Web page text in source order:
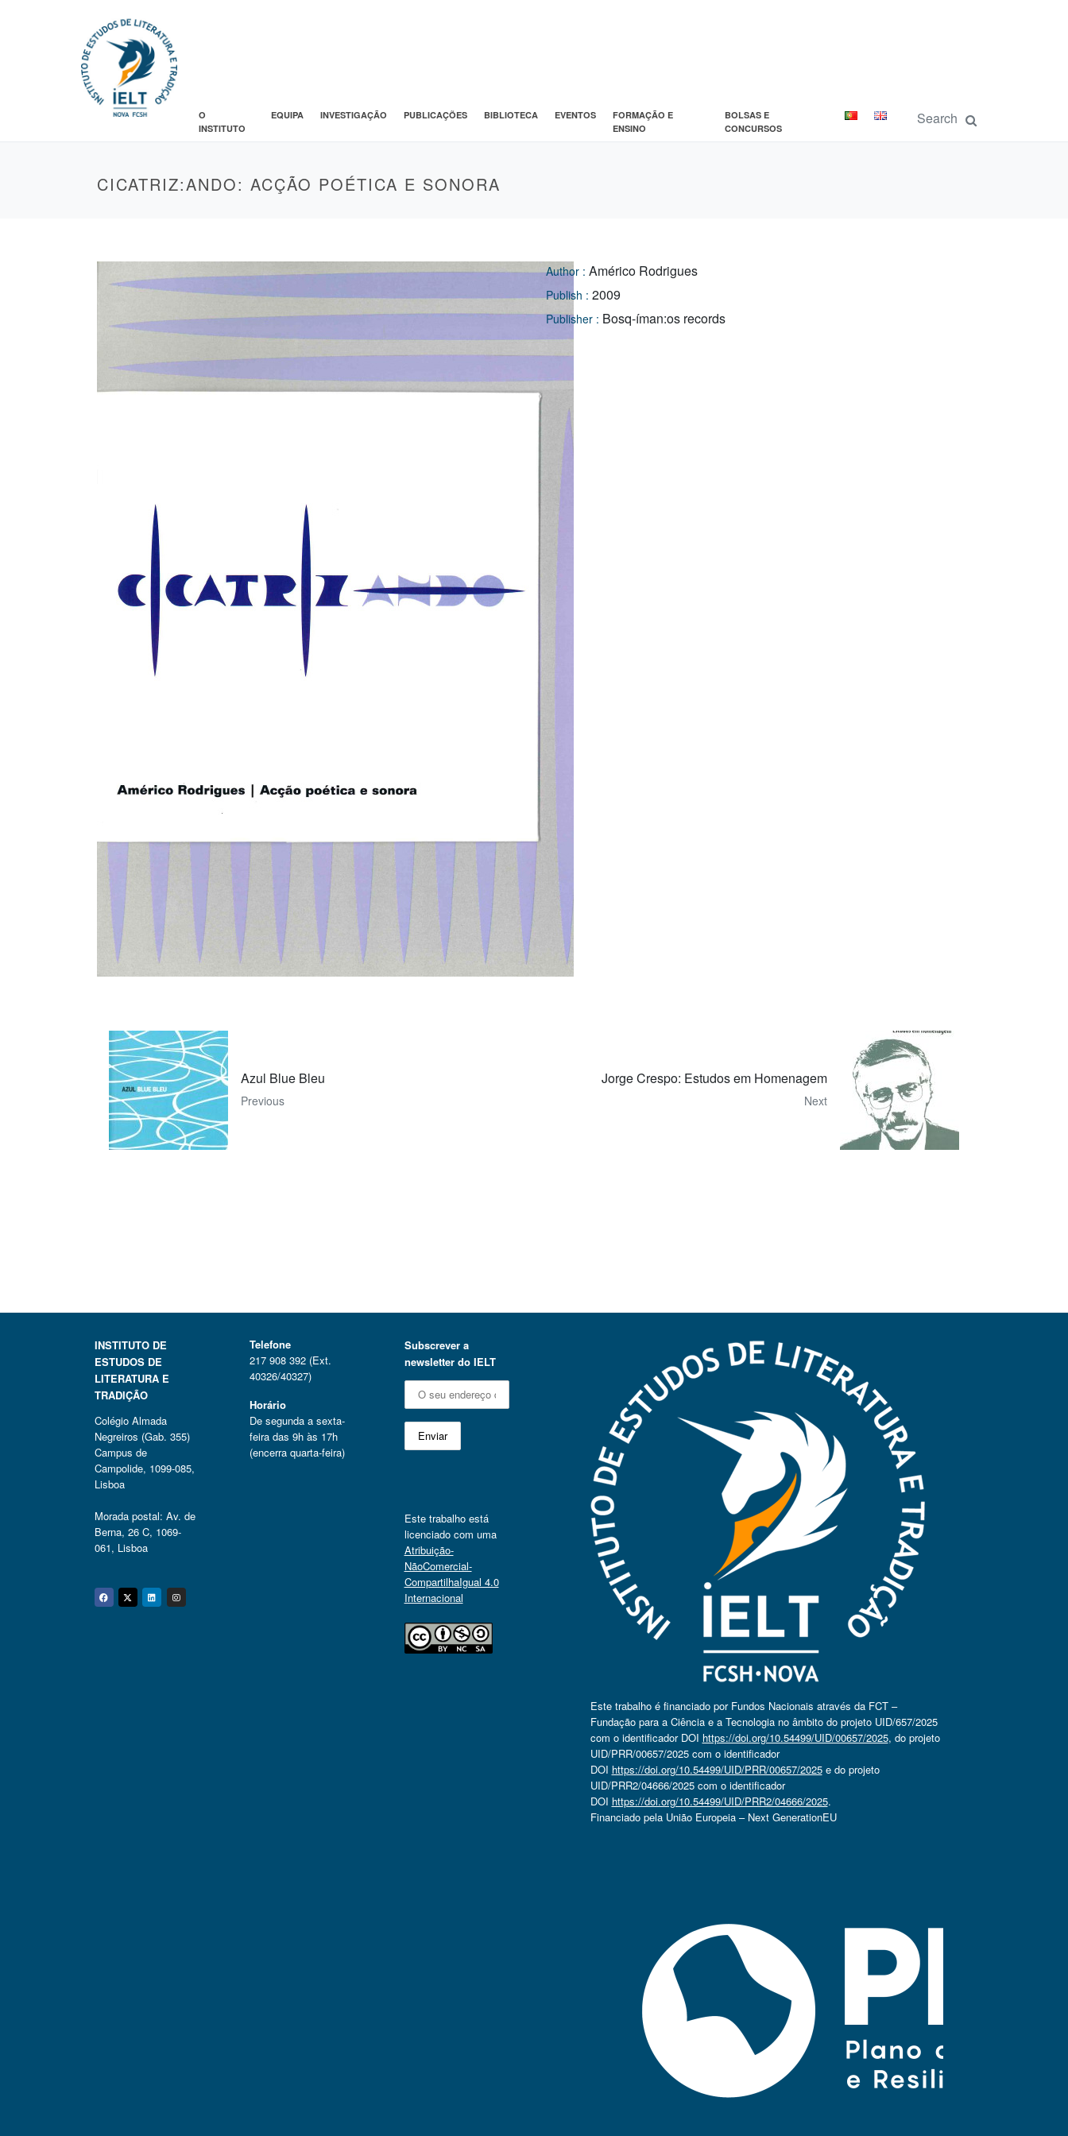
O
INSTITUTO
EQUIPA INVESTIGAÇÃO PUBLICAÇÕES BIBLIOTECA EVENTOS
FORMAÇÃO E
ENSINO
BOLSAS E
CONCURSOS
CICATRIZ:ANDO: ACÇÃO POÉTICA E SONORA
Author : Américo Rodrigues
Publish : 2009
Publisher : Bosq-íman:os records
Azul Blue Bleu
Previous
Jorge Crespo: Estudos em Homenagem
Next
INSTITUTO DE
ESTUDOS DE
LITERATURA E
TRADIÇÃO
Colégio Almada
Negreiros (Gab. 355)
Campus de
Campolide, 1099-085,
Lisboa
Morada postal: Av. de
Berna, 26 C, 1069-
061, Lisboa
Facebook
Twitter
Linkedin
Instagram
Telefone
217 908 392 (Ext.
40326/40327)
Horário
De segunda a sexta-
feira das 9h às 17h
(encerra quarta-feira)
Subscrever a
newsletter do IELT
Este trabalho está
licenciado com uma
Atribuição-
NãoComercial-
CompartilhaIgual 4.0
Internacional
Este trabalho é financiado por Fundos Nacionais através da FCT –
Fundação para a Ciência e a Tecnologia no âmbito do projeto UID/657/2025
com o identificador DOI https://doi.org/10.54499/UID/00657/2025, do projeto
UID/PRR/00657/2025 com o identificador
DOI https://doi.org/10.54499/UID/PRR/00657/2025e do projeto
UID/PRR2/04666/2025 com o identificador
DOI https://doi.org/10.54499/UID/PRR2/04666/2025.
Financiado pela União Europeia – Next GenerationEU